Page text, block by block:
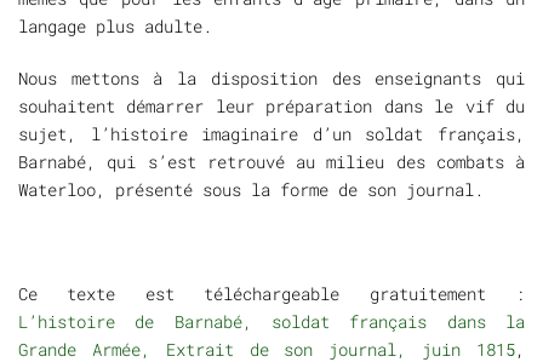
langage plus adulte.
Nous mettons à la disposition des enseignants qui
souhaitent démarrer leur préparation dans le vif du
sujet, l’histoire imaginaire d’un soldat français,
Barnabé, qui s’est retrouvé au milieu des combats à
Waterloo, présenté sous la forme de son journal.
Ce texte est téléchargeable gratuitement :
L’histoire de Barnabé, soldat français dans la
Grande Armée, Extrait de son journal, juin 1815,